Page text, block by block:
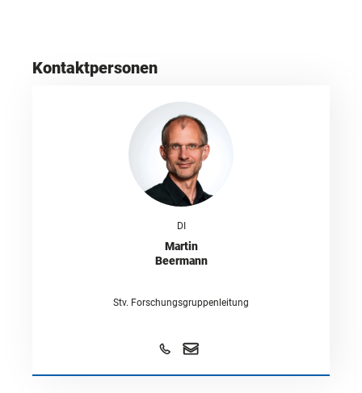
Kontaktpersonen
DI
Martin
Beermann
Stv. Forschungsgruppenleitung